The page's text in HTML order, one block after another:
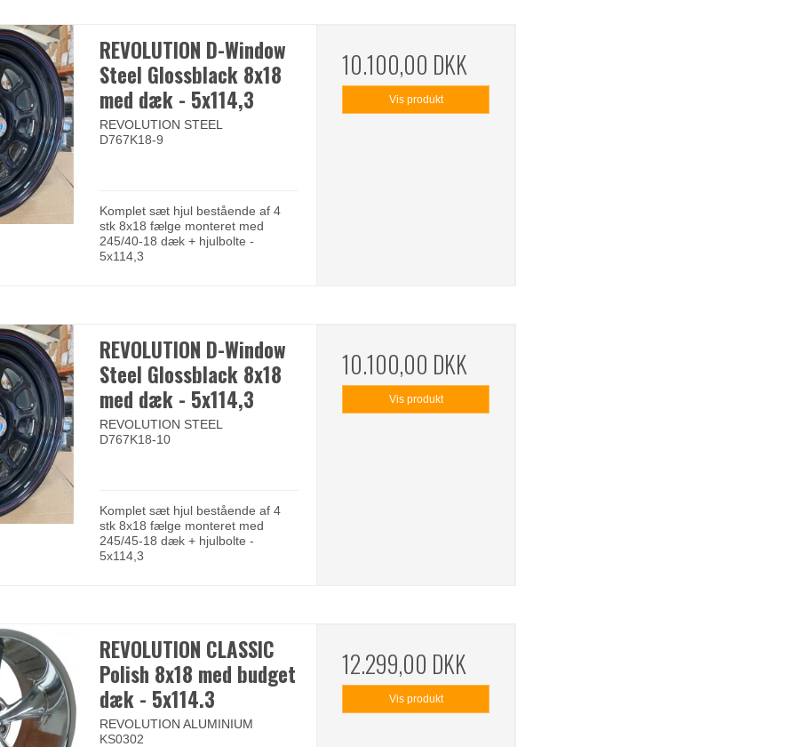
REVOLUTION D-Window
Steel Glossblack 8x18
med dæk - 5x114,3
REVOLUTION STEEL
D767K18-9
Komplet sæt hjul bestående af 4
stk 8x18 fælge monteret med
245/40-18 dæk + hjulbolte -
5x114,3
10.100,00 DKK
Vis produkt
REVOLUTION D-Window
Steel Glossblack 8x18
med dæk - 5x114,3
REVOLUTION STEEL
D767K18-10
Komplet sæt hjul bestående af 4
stk 8x18 fælge monteret med
245/45-18 dæk + hjulbolte -
5x114,3
10.100,00 DKK
Vis produkt
REVOLUTION CLASSIC
Polish 8x18 med budget
dæk - 5x114.3
REVOLUTION ALUMINIUM
KS0302
12.299,00 DKK
Vis produkt